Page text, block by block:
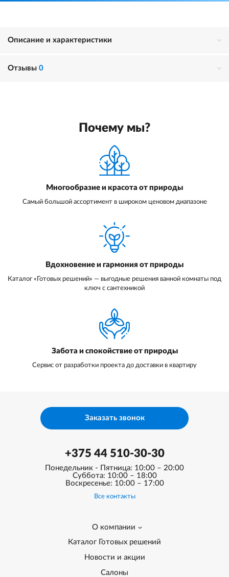
Описание и характеристики
Отзывы 0
Почему мы?
Многообразие и красота от природы
Самый большой ассортимент в широком ценовом диапазоне
Вдохновение и гармония от природы
Каталог «Готовых решений» — выгодные решения ванной комнаты под
ключ с сантехникой
Забота и спокойствие от природы
Сервис от разработки проекта до доставки в квартиру
+375 44 510-30-30
Понедельник - Пятница: 10:00 – 20:00
Суббота: 10:00 – 18:00
Воскресенье: 10:00 – 17:00
Все контакты
О компании
Каталог Готовых решений
Новости и акции
Салоны
Заказать звонок